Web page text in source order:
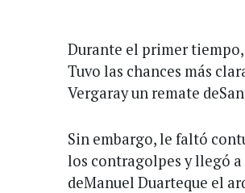
Durante el primer
Tuvo las chances más
Vergaray un remate
Sin embargo, le faltó
los contragolpes y llegó
deManuel Duarteque el